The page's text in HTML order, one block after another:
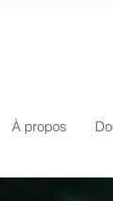
À propos